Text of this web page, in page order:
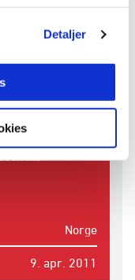
Detaljer
Norge
9. apr. 2011